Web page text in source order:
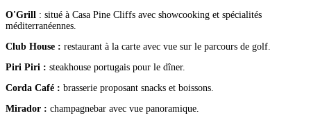
O'Grill : situé à Casa Pine Cliffs avec showcooking et spécialités
méditerranéennes.
Club House : restaurant à la carte avec vue sur le parcours de golf.
Piri Piri : steakhouse portugais pour le dîner.
Corda Café : brasserie proposant snacks et boissons.
Mirador : champagnebar avec vue panoramique.